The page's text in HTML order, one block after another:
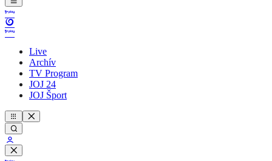
Live
Archív
TV Program
JOJ 24
JOJ Šport